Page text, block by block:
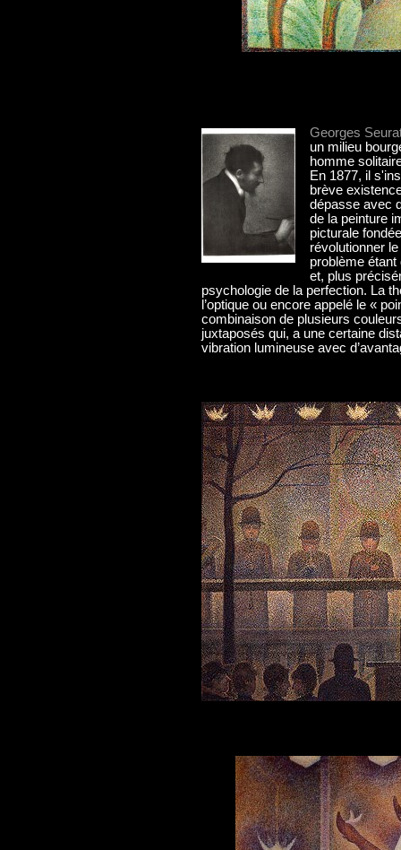
Georges
un milieu
homme
En 1877, il
brève
dépasse avec
de la peinture
picturale
révolutionner
problème étant
et, plus
psychologie de la perfection. La
l’optique ou encore appelé le «
combinaison de plusieurs
juxtaposés qui, a une certaine
vibration lumineuse avec